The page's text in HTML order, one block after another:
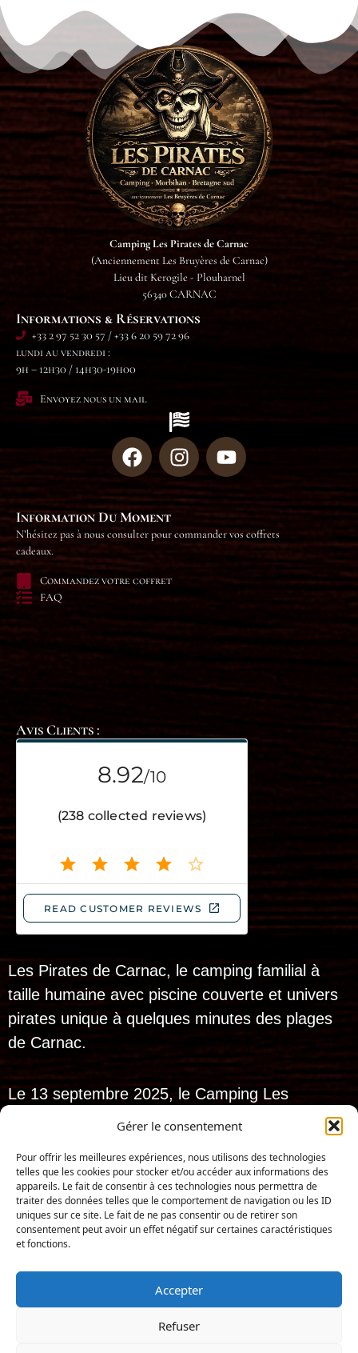
Gérer le consentement
Pour offrir les meilleures expériences, nous utilisons des technologies
telles que les cookies pour stocker et/ou accéder aux informations des
appareils. Le fait de consentir à ces technologies nous permettra de
traiter des données telles que le comportement de navigation ou les ID
uniques sur ce site. Le fait de ne pas consentir ou de retirer son
consentement peut avoir un effet négatif sur certaines caractéristiques
et fonctions.
Accepter
Refuser
Camping Les Pirates de Carnac
(Anciennement Les Bruyères de Carnac)
Lieu dit Kerogile - Plouharnel
56340 CARNAC
Informations & Réservations
+33 2 97 52 30 57 / +33 6 20 59 72 96
lundi au vendredi :
9h – 12h30 / 14h30-19h00
Envoyez nous un mail
Information Du Moment
N’hésitez pas à nous consulter pour commander vos coffrets
cadeaux.
Commandez votre coffret
FAQ
Avis Clients :
Les Pirates de Carnac, le camping familial à
taille humaine avec piscine couverte et univers
pirates unique à quelques minutes des plages
de Carnac.
Le 13 septembre 2025, le Camping Les
Bruyères de Carnac a levé l’ancre…
nouveau pavillon pour devenir :
Les Pirates de
Carnac
!
Accès au camping